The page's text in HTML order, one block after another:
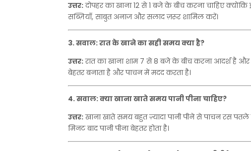
उत्तर: दोपहर का खाना12से1बजे के बीच करना चाहिए क्योंकि
सब्ज़ियाँ,साबुत अनाज और सलाद ज़रूर शामिल करें।
3.सवाल:रातकेखानेकासहीसमयक्याहै?
उत्तर: रात का खाना शाम7से8बजे के बीच करना आदर्श है और
बेहतर बनाता है और पाचन में मदद करता है।
4.सवाल:क्याखानाखातेसमयपानीपीनाचाहिए?
उत्तर: खाना खाते समय बहुत ज़्यादा पानी पीने से पाचन रस पतले
मिनट बाद पानी पीना बेहतर होता है।